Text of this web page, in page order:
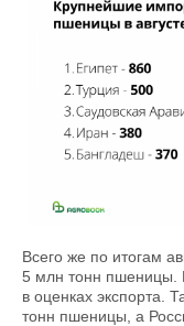
Всего же по итогам
5 млн тонн пшеницы.
в оценках экспорта.
тонн пшеницы, а